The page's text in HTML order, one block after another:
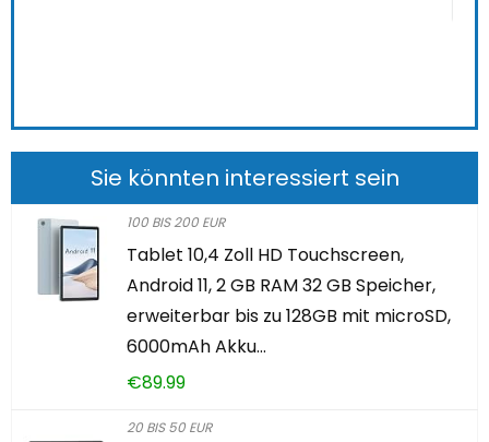
Sie könnten interessiert sein
100 BIS 200 EUR
Tablet 10,4 Zoll HD Touchscreen,
Android 11, 2 GB RAM 32 GB Speicher,
erweiterbar bis zu 128GB mit microSD,
6000mAh Akku…
€89.99
20 BIS 50 EUR